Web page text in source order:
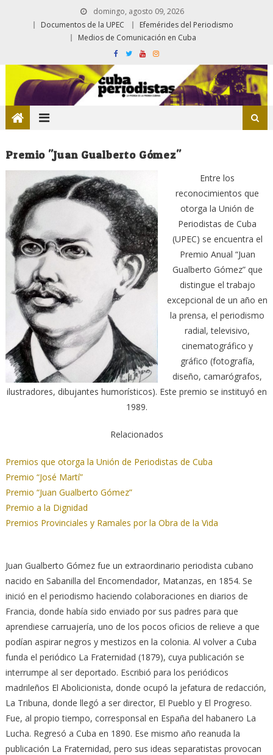
domingo, agosto 09, 2026
Documentos de la UPEC
Efemérides del Periodismo
Medios de Comunicación en Cuba
Premio "Juan Gualberto Gómez"
Entre los
reconocimientos que
otorga la Unión de
Periodistas de Cuba
(UPEC) se encuentra el
Premio Anual “Juan
Gualberto Gómez” que
distingue el trabajo
excepcional de un año en
la prensa, el periodismo
radial, televisivo,
cinematográfico y
gráfico (fotografía,
diseño, camarógrafos,
ilustradores, dibujantes humorísticos). Este premio se instituyó en
1989.
Relacionados
Premios que otorga la Unión de Periodistas de Cuba
Premio “José Martí”
Premio “Juan Gualberto Gómez”
Premio a la Dignidad
Premios Provinciales y Ramales por la Obra de la Vida
Juan Gualberto Gómez fue un extraordinario periodista cubano
nacido en Sabanilla del Encomendador, Matanzas, en 1854. Se
inició en el periodismo haciendo colaboraciones en diarios de
Francia, donde había sido enviado por sus padres para que
aprendiese carruajería, uno de los pocos oficios de relieve a que
podían aspirar negros y mestizos en la colonia. Al volver a Cuba
funda el periódico La Fraternidad (1879), cuya publicación se
interrumpe al ser deportado. Escribió para los periódicos
madrileños El Abolicionista, donde ocupó la jefatura de redacción,
La Tribuna, donde llegó a ser director, El Pueblo y El Progreso.
Fue, al propio tiempo, corresponsal en España del habanero La
Lucha. Regresó a Cuba en 1890. Ese mismo año reanuda la
publicación La Fraternidad, pero sus ideas separatistas provocan